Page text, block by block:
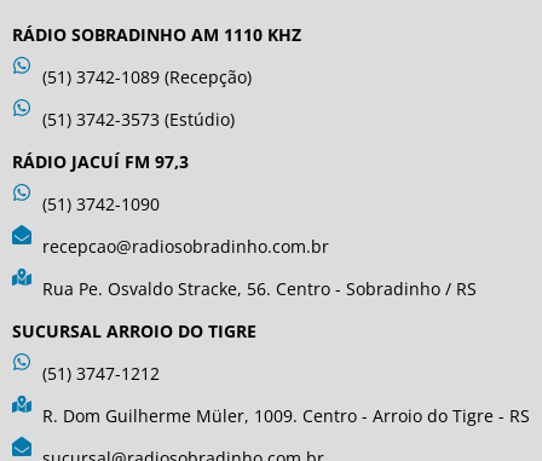
RÁDIO SOBRADINHO AM 1110 KHZ
(51) 3742-1089 (Recepção)
(51) 3742-3573 (Estúdio)
RÁDIO JACUÍ FM 97,3
(51) 3742-1090
recepcao@radiosobradinho.com.br
Rua Pe. Osvaldo Stracke, 56. Centro - Sobradinho / RS
SUCURSAL ARROIO DO TIGRE
(51) 3747-1212
R. Dom Guilherme Müler, 1009. Centro - Arroio do Tigre - RS